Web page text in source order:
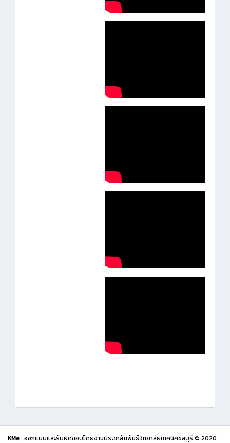
KMe: ออกแบบและรับผิดชอบโดยงานประชาสัมพันธ์วิทยาลัยเทคนิคชลบุรี © 2020